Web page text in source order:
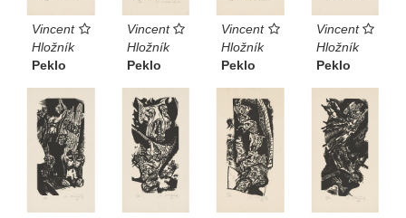
Vincent
Hložník
Peklo
Vincent
Hložník
Peklo
Vincent
Hložník
Peklo
Vincent
Hložník
Peklo